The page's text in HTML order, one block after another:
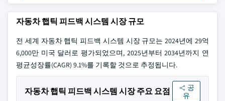
자동차 햅틱 피드백 시스템 시장 규모
전 세계 자동차 햅틱 피드백 시스템 시장 규모는 2024년에 29억
6,000만 미국 달러로 평가되었으며, 2025년부터 2034년까지 연
평균성장률(CAGR) 9.1%를 기록할 것으로 추정됩니다.
자동차 햅틱 피드백 시스템 시장 주요 요점
공
유